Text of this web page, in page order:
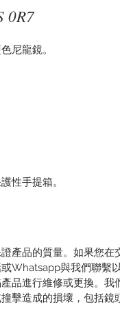
0R7
尼龍鏡。
性手提箱。
產品的質量。如果您在
Whatsapp與我們聯繫
品進行維修或更換。我
擊造成的損壞，包括鏡